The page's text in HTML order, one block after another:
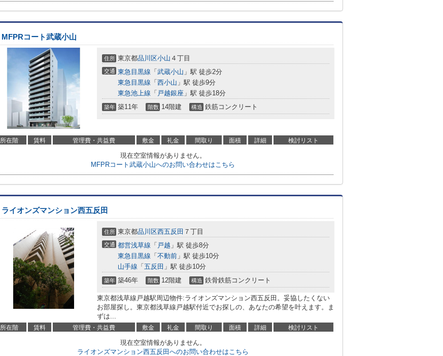
MFPRコート武蔵小山
住所 東京都品川区小山 ４丁目
交通 東急目黒線 「 武蔵小山 」駅 徒歩2分
東急目黒線 「 西小山 」駅 徒歩9分
東急池上線 「 戸越銀座 」駅 徒歩18分
築年 築11年 階数 14階建 構造 鉄筋コンクリート
所在階 賃料 管理費・共益費 敷金 礼金 間取り 面積 詳細 検討リスト
現在空室情報がありません。
MFPRコート武蔵小山へのお問い合わせはこちら
ライオンズマンション西五反田
住所 東京都品川区西五反田 ７丁目
交通 都営浅草線 「 戸越 」駅 徒歩8分
東急目黒線 「 不動前 」駅 徒歩10分
山手線 「 五反田 」駅 徒歩10分
築年 築46年 階数 12階建 構造 鉄骨鉄筋コンクリート
東京都浅草線戸越駅周辺物件:ライオンズマンション西五反田。妥協したくない
お部屋探し。東京都浅草線戸越駅付近でお探しの、あなたの希望を叶えます。ま
ずは...
所在階 賃料 管理費・共益費 敷金 礼金 間取り 面積 詳細 検討リスト
現在空室情報がありません。
ライオンズマンション西五反田へのお問い合わせはこちら